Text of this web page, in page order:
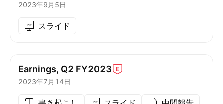
2023年9月5日
スライド
Earnings, Q2 FY2023
2023年7月14日